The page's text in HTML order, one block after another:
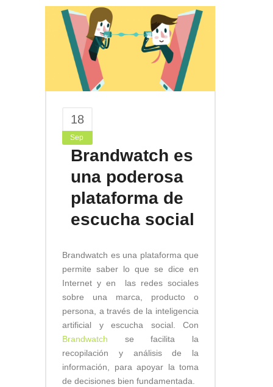
18
Sep
Brandwatch es
una poderosa
plataforma de
escucha social
Brandwatch es una plataforma que
permite saber lo que se dice en
Internet y en las redes sociales
sobre una marca, producto o
persona, a través de la inteligencia
artificial y escucha social. Con
Brandwatch se facilita la
recopilación y análisis de la
información, para apoyar la toma
de decisiones bien fundamentada.